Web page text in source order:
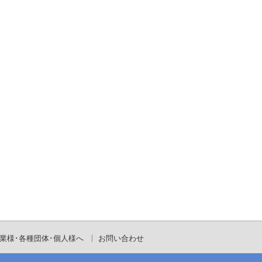
様･各種団体･個人様へ お問い合わせ